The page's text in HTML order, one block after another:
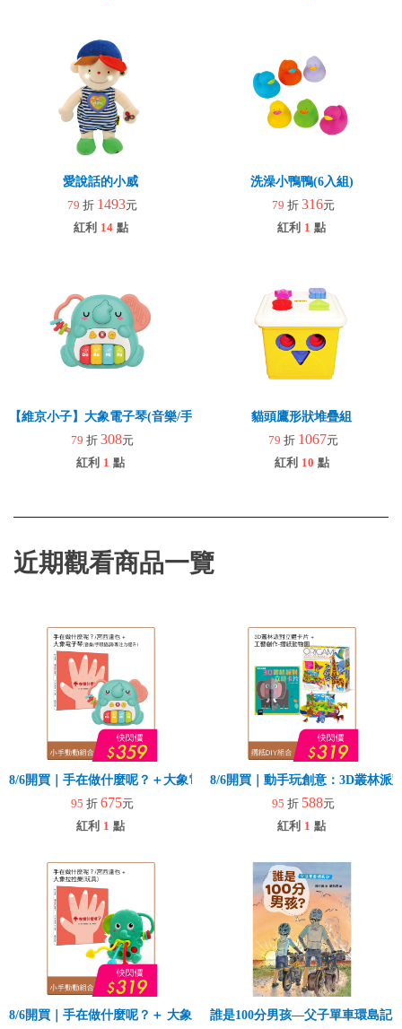
愛說話的小威
79 折 1493元
紅利 14 點
洗澡小鴨鴨(6入組)
79 折 316元
紅利 1 點
【維京小子】大象電子琴(音樂/手眼協調/專注力提升)
79 折 308元
紅利 1 點
貓頭鷹形狀堆疊組
79 折 1067元
紅利 10 點
近期觀看商品一覽
8/6開買｜手在做什麼呢？＋大象電子琴
95 折 675元
紅利 1 點
8/6開買｜動手玩創意：3D叢林派
95 折 588元
紅利 1 點
8/6開買｜手在做什麼呢？＋ 大象拉拉樂(玩具)誰是100分男孩—父子單車環島記